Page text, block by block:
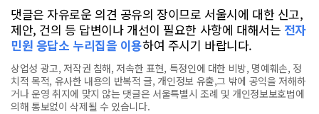
댓글은 자유로운 의견 공유의 장이므로 서울시에 대한 신고,
제안, 건의 등 답변이나 개선이 필요한 사항에 대해서는 전자
민원 응답소 누리집을 이용하여 주시기 바랍니다.
상업성 광고, 저작권 침해, 저속한 표현, 특정인에 대한 비방, 명예훼손, 정
치적 목적, 유사한 내용의 반복적 글, 개인정보 유출,그 밖에 공익을 저해하
거나 운영 취지에 맞지 않는 댓글은 서울특별시 조례 및 개인정보보호법에
의해 통보없이 삭제될 수 있습니다.